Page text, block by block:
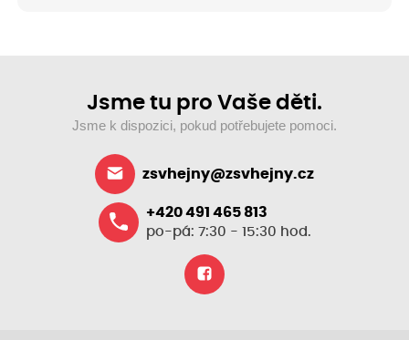
Jsme tu pro Vaše děti.
Jsme k dispozici, pokud potřebujete pomoci.
zsvhejny@zsvhejny.cz
+420 491 465 813
po-pá: 7:30 - 15:30 hod.